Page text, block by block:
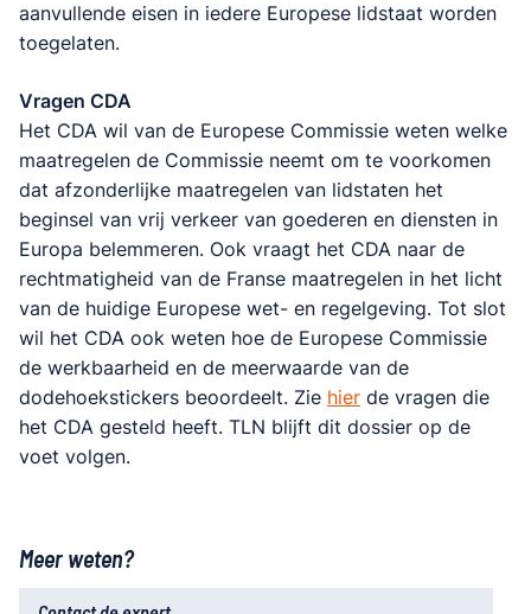
aanvullende eisen in iedere Europese lidstaat worden
toegelaten.
Vragen CDA
Het CDA wil van de Europese Commissie weten welke
maatregelen de Commissie neemt om te voorkomen
dat afzonderlijke maatregelen van lidstaten het
beginsel van vrij verkeer van goederen en diensten in
Europa belemmeren. Ook vraagt het CDA naar de
rechtmatigheid van de Franse maatregelen in het licht
van de huidige Europese wet- en regelgeving. Tot slot
wil het CDA ook weten hoe de Europese Commissie
de werkbaarheid en de meerwaarde van de
dodehoekstickers beoordeelt. Zie hier de vragen die
het CDA gesteld heeft. TLN blijft dit dossier op de
voet volgen.
Meer weten?